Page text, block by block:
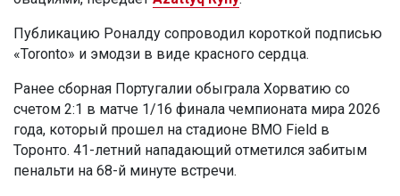
Публикацию Роналду сопроводил короткой подписью
«Toronto» и эмодзи в виде красного сердца.
Ранее сборная Португалии обыграла Хорватию со
счетом 2:1 в матче 1/16 финала чемпионата мира 2026
года, который прошел на стадионе BMO Field в
Торонто. 41-летний нападающий отметился забитым
пенальти на 68-й минуте встречи.